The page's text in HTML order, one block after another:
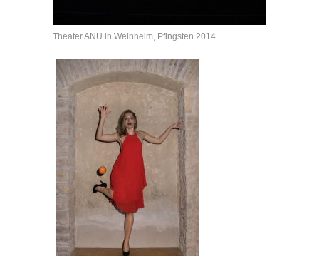
Theater ANU in Weinheim, Pfingsten 2014